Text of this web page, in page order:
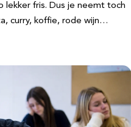
lekker fris. Dus je neemt toch
curry, koffie, rode wijn…